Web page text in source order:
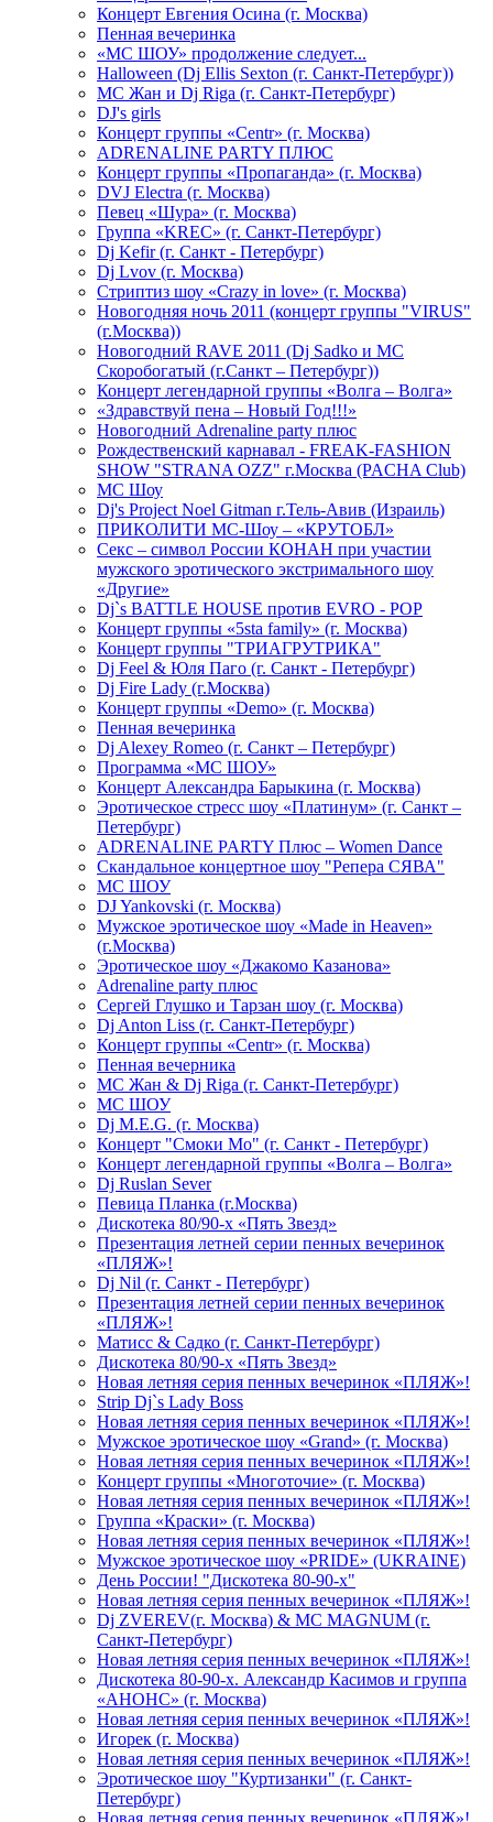
Концерт Евгения Осина (г. Москва)
Пенная вечеринка
«МС ШОУ» продолжение следует...
Halloween (Dj Ellis Sexton (г. Санкт-Петербург))
МС Жан и Dj Riga (г. Санкт-Петербург)
DJ's girls
Концерт группы «Centr» (г. Москва)
ADRENALINE PARTY ПЛЮС
Концерт группы «Пропаганда» (г. Москва)
DVJ Electra (г. Москва)
Певец «Шура» (г. Москва)
Группа «KREC» (г. Санкт-Петербург)
Dj Kefir (г. Санкт - Петербург)
Dj Lvov (г. Москва)
Стриптиз шоу «Crazy in love» (г. Москва)
Новогодняя ночь 2011 (концерт группы "VIRUS"
(г.Москва))
Новогодний RAVE 2011 (Dj Sadko и MC
Скоробогатый (г.Санкт – Петербург))
Концерт легендарной группы «Волга – Волга»
«Здравствуй пена – Новый Год!!!»
Новогодний Adrenaline party плюс
Рождественский карнавал - FREAK-FASHION
SHOW "STRANA OZZ" г.Москва (PACHA Club)
MC Шоу
Dj's Project Noel Gitman г.Тель-Авив (Израиль)
ПРИКОЛИТИ МС-Шоу – «КРУТОБЛ»
Секс – символ России КОНАН при участии
мужского эротического экстримального шоу
«Другие»
Dj`s BATTLE HOUSE против EVRO - POP
Концерт группы «5sta family» (г. Москва)
Концерт группы "ТРИАГРУТРИКА"
Dj Feel & Юля Паго (г. Санкт - Петербург)
Dj Fire Lady (г.Москва)
Концерт группы «Demo» (г. Москва)
Пенная вечеринка
Dj Alexey Romeo (г. Санкт – Петербург)
Программа «МС ШОУ»
Концерт Александра Барыкина (г. Москва)
Эротическое стресс шоу «Платинум» (г. Санкт –
Петербург)
ADRENALINE PARTY Плюс – Women Dance
Скандальное концертное шоу "Репера СЯВА"
МС ШОУ
DJ Yankovski (г. Москва)
Мужское эротическое шоу «Made in Heaven»
(г.Москва)
Эротическое шоу «Джакомо Казанова»
Adrenaline party плюс
Сергей Глушко и Тарзан шоу (г. Москва)
Dj Anton Liss (г. Санкт-Петербург)
Концерт группы «Centr» (г. Москва)
Пенная вечерника
МС Жан & Dj Riga (г. Санкт-Петербург)
МС ШОУ
Dj M.E.G. (г. Москва)
Концерт "Смоки Мо" (г. Санкт - Петербург)
Концерт легендарной группы «Волга – Волга»
Dj Ruslan Sever
Певица Планка (г.Москва)
Дискотека 80/90-х «Пять Звезд»
Презентация летней серии пенных вечеринок
«ПЛЯЖ»!
Dj Nil (г. Санкт - Петербург)
Презентация летней серии пенных вечеринок
«ПЛЯЖ»!
Матисс & Садко (г. Санкт-Петербург)
Дискотека 80/90-х «Пять Звезд»
Новая летняя серия пенных вечеринок «ПЛЯЖ»!
Strip Dj`s Lady Boss
Новая летняя серия пенных вечеринок «ПЛЯЖ»!
Мужское эротическое шоу «Grand» (г. Москва)
Новая летняя серия пенных вечеринок «ПЛЯЖ»!
Концерт группы «Многоточие» (г. Москва)
Новая летняя серия пенных вечеринок «ПЛЯЖ»!
Группа «Краски» (г. Москва)
Новая летняя серия пенных вечеринок «ПЛЯЖ»!
Мужское эротическое шоу «PRIDE» (UKRAINE)
День России! "Дискотека 80-90-х"
Новая летняя серия пенных вечеринок «ПЛЯЖ»!
Dj ZVEREV(г. Москва) & MC MAGNUM (г.
Санкт-Петербург)
Новая летняя серия пенных вечеринок «ПЛЯЖ»!
Дискотека 80-90-х. Александр Касимов и группа
«АНОНС» (г. Москва)
Новая летняя серия пенных вечеринок «ПЛЯЖ»!
Игорек (г. Москва)
Новая летняя серия пенных вечеринок «ПЛЯЖ»!
Эротическое шоу "Куртизанки" (г. Санкт-
Петербург)
Новая летняя серия пенных вечеринок «ПЛЯЖ»!